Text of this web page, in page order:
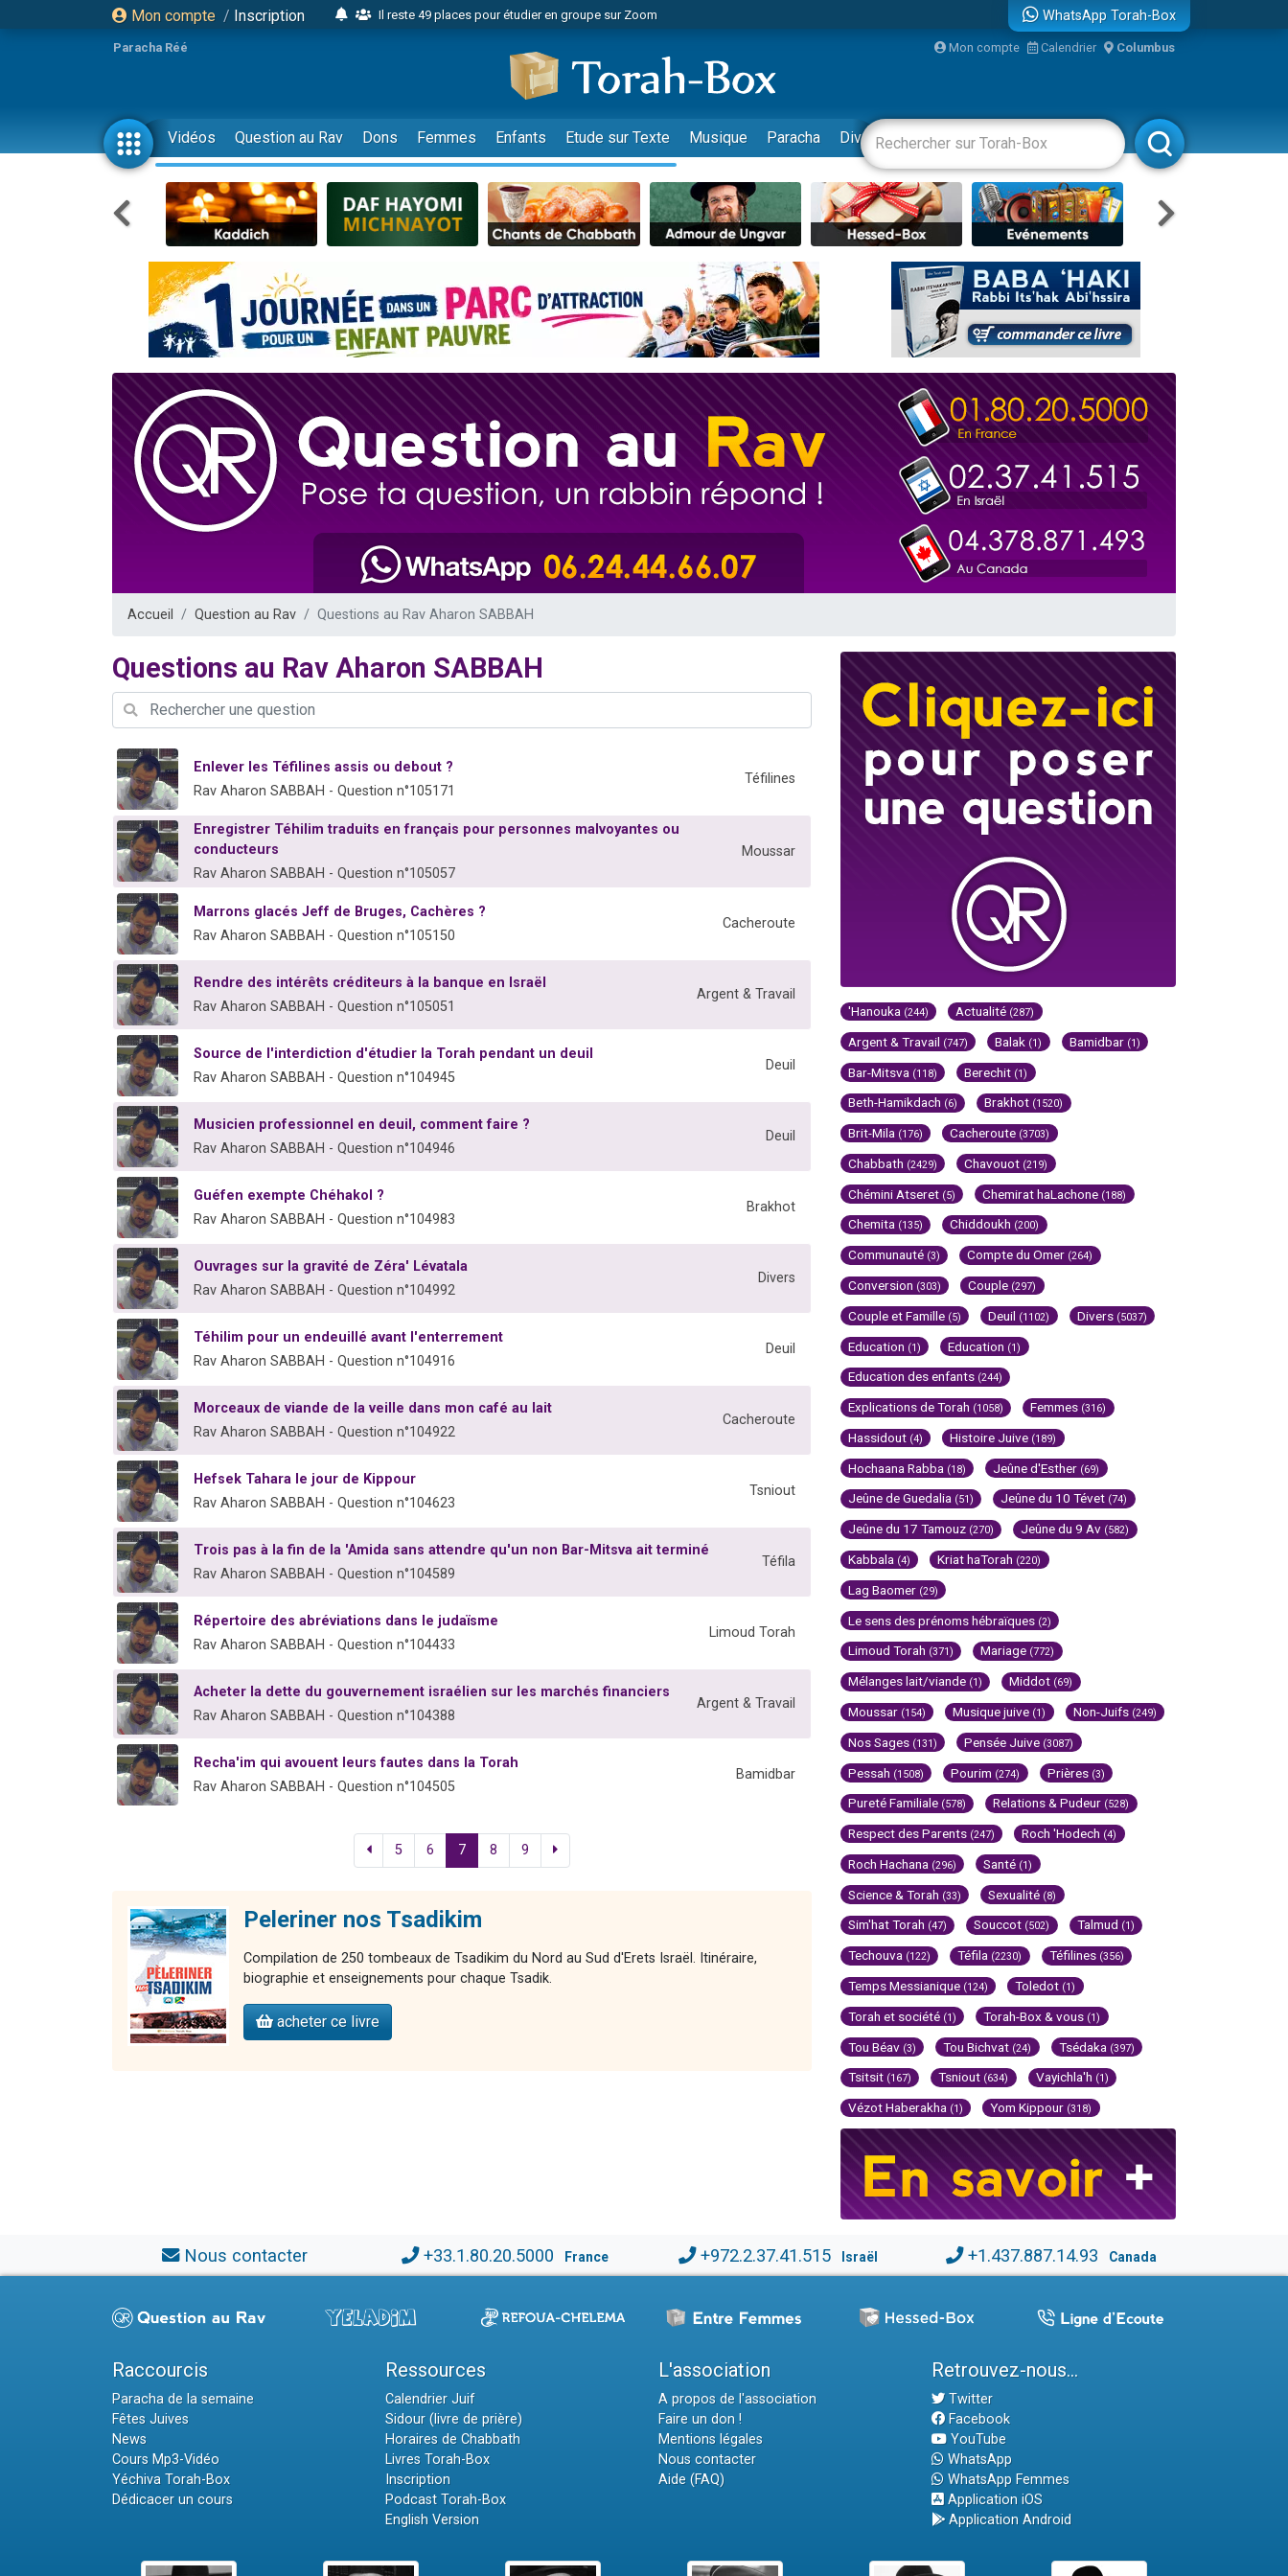
Mon compte / Inscription
Il reste 49 places pour étudier en groupe sur Zoom
2 personnes viennent de nous rejoindre sur WhatsApp
6 personnes viennent de nous rejoindre sur WhatsApp
4 personnes viennent de faire un don pour Reloger Rivka, 6 enfants, victime de violences...
2 personnes viennent de faire un don pour 1 Journée de Vacances Pour les Enfants
17 personnes viennent de demander une bénédiction
4 personnes viennent de nous rejoindre sur WhatsApp
Il reste 49 places pour étudier en groupe sur Zoom
4 personnes viennent de nous rejoindre sur WhatsApp
3 personnes viennent de nous rejoindre sur WhatsApp
Odaya vient de donner son Maasser
3 personnes viennent de faire un don pour 5 jours de vacances aux Orphelins
2 personnes viennent de nous rejoindre sur WhatsApp
13 personnes viennent de demander une bénédiction
Il reste 49 places pour étudier en groupe sur Zoom
12 nouvelles musiques dans Torah-Box Music
29 personnes viennent de demander une bénédiction
WhatsApp Torah-Box
Paracha Réé Mon compte Calendrier Columbus
Vidéos Question au Rav Dons Femmes Enfants Etude sur Texte Musique Paracha Divertissements Livres Rabbanim
Accueil Question au Rav Questions au Rav Aharon SABBAH
Questions au Rav Aharon SABBAH
Enlever les Téfilines assis ou debout ?
Rav Aharon SABBAH - Question n°105171
Téfilines
Enregistrer Téhilim traduits en français pour personnes malvoyantes ou
conducteurs
Rav Aharon SABBAH - Question n°105057
Moussar
Marrons glacés Jeff de Bruges, Cachères ?
Rav Aharon SABBAH - Question n°105150
Cacheroute
Rendre des intérêts créditeurs à la banque en Israël
Rav Aharon SABBAH - Question n°105051
Argent & Travail
Source de l'interdiction d'étudier la Torah pendant un deuil
Rav Aharon SABBAH - Question n°104945
Deuil
Musicien professionnel en deuil, comment faire ?
Rav Aharon SABBAH - Question n°104946
Deuil
Guéfen exempte Chéhakol ?
Rav Aharon SABBAH - Question n°104983
Brakhot
Ouvrages sur la gravité de Zéra' Lévatala
Rav Aharon SABBAH - Question n°104992
Divers
Téhilim pour un endeuillé avant l'enterrement
Rav Aharon SABBAH - Question n°104916
Deuil
Morceaux de viande de la veille dans mon café au lait
Rav Aharon SABBAH - Question n°104922
Cacheroute
Hefsek Tahara le jour de Kippour
Rav Aharon SABBAH - Question n°104623
Tsniout
Trois pas à la fin de la 'Amida sans attendre qu'un non Bar-Mitsva ait terminé
Rav Aharon SABBAH - Question n°104589
Téfila
Répertoire des abréviations dans le judaïsme
Rav Aharon SABBAH - Question n°104433
Limoud Torah
Acheter la dette du gouvernement israélien sur les marchés financiers
Rav Aharon SABBAH - Question n°104388
Argent & Travail
Recha'im qui avouent leurs fautes dans la Torah
Rav Aharon SABBAH - Question n°104505
Bamidbar
5 6 7 8 9
Peleriner nos Tsadikim
Compilation de 250 tombeaux de Tsadikim du Nord au Sud d'Erets Israël. Itinéraire,
biographie et enseignements pour chaque Tsadik.
acheter ce livre
'Hanouka (244) Actualité (287)
Argent & Travail (747) Balak (1) Bamidbar (1)
Bar-Mitsva (118) Berechit (1)
Beth-Hamikdach (6) Brakhot (1520)
Brit-Mila (176) Cacheroute (3703)
Chabbath (2429) Chavouot (219)
Chémini Atseret (5) Chemirat haLachone (188)
Chemita (135) Chiddoukh (200)
Communauté (3) Compte du Omer (264)
Conversion (303) Couple (297)
Couple et Famille (5) Deuil (1102) Divers (5037)
Education (1) Education (1)
Education des enfants (244)
Explications de Torah (1058) Femmes (316)
Hassidout (4) Histoire Juive (189)
Hochaana Rabba (18) Jeûne d'Esther (69)
Jeûne de Guedalia (51) Jeûne du 10 Tévet (74)
Jeûne du 17 Tamouz (270) Jeûne du 9 Av (582)
Kabbala (4) Kriat haTorah (220)
Lag Baomer (29)
Le sens des prénoms hébraïques (2)
Limoud Torah (371) Mariage (772)
Mélanges lait/viande (1) Middot (69)
Moussar (154) Musique juive (1) Non-Juifs (249)
Nos Sages (131) Pensée Juive (3087)
Pessah (1508) Pourim (274) Prières (3)
Pureté Familiale (578) Relations & Pudeur (528)
Respect des Parents (247) Roch 'Hodech (4)
Roch Hachana (296) Santé (1)
Science & Torah (33) Sexualité (8)
Sim'hat Torah (47) Souccot (502) Talmud (1)
Techouva (122) Téfila (2230) Téfilines (356)
Temps Messianique (124) Toledot (1)
Torah et société (1) Torah-Box & vous (1)
Tou Béav (3) Tou Bichvat (24) Tsédaka (397)
Tsitsit (167) Tsniout (634) Vayichla'h (1)
Vézot Haberakha (1) Yom Kippour (318)
Nous contacter +33.1.80.20.5000 France +972.2.37.41.515 Israël +1.437.887.14.93 Canada
Raccourcis
Paracha de la semaine
Fêtes Juives
News
Cours Mp3-Vidéo
Yéchiva Torah-Box
Dédicacer un cours
Ressources
Calendrier Juif
Sidour (livre de prière)
Horaires de Chabbath
Livres Torah-Box
Inscription
Podcast Torah-Box
English Version
L'association
A propos de l'association
Faire un don !
Mentions légales
Nous contacter
Aide (FAQ)
Retrouvez-nous...
Twitter
Facebook
YouTube
WhatsApp
WhatsApp Femmes
Application iOS
Application Android